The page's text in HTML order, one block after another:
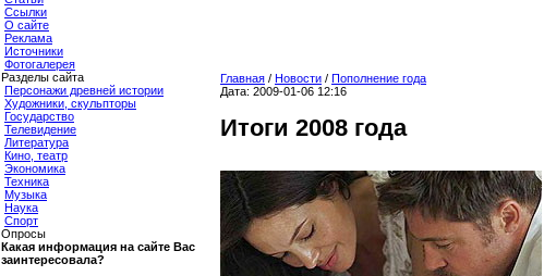
Ссылки
О сайте
Реклама
Источники
Фотогалерея
Разделы сайта
Персонажи древней истории
Художники, скульпторы
Государство
Телевидение
Литература
Кино, театр
Экономика
Техника
Музыка
Наука
Спорт
Опросы
Какая информация на сайте Вас
заинтересовала?
Главная / Новости / Пополнение года
Дата: 2009-01-06 12:16
Итоги 2008 года